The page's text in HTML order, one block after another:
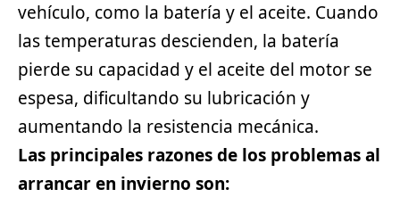
vehículo, como la batería y el aceite. Cuando
las temperaturas descienden, la batería
pierde su capacidad y el aceite del motor se
espesa, dificultando su lubricación y
aumentando la resistencia mecánica.
Las principales razones de los problemas al
arrancar en invierno son: